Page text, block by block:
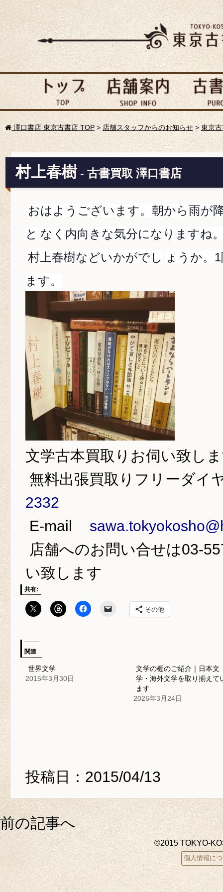
澤口書店 東京古書店 TOP > 店舗スタッフからのお知らせ> 東京
村上春樹- 古書買取 澤口書店
おはようございます。朝から雨が
と なく内向きな気分になりますね
村上春樹などいかがでし ょうか。
ます。
文学古本買取り お伺い致し
無料出張買取りフリーダ
2332
E-mail
店舗へのお問い合せは03-
い致します
共有:
その他
関連
世界文学
2015年3月30日
文学の棚のご紹介｜日本文
学・海外文学を取り揃えて
ます
2026年3月24日
投稿日：2015/04/13
前の記事へ
©2015 TOKYO-
個人情報に